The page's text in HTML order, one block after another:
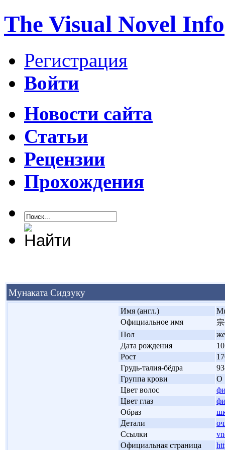
The Visual Novel Info
Регистрация
Войти
Новости сайта
Статьи
Рецензии
Прохождения
Мунаката Сидзуку
Имя (англ.)
Официальное имя
Пол
Дата рождения
Рост
Грудь-талия-бёдра
Группа крови
О
Цвет волос
Цвет глаз
Образ
Детали
Ссылки
Официальная страница